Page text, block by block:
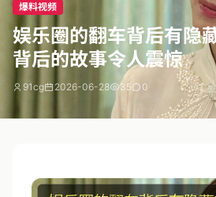
爆料视频
娱乐圈的翻车背后有隐
背后的故事令人震惊
91cg 2026-06-28 35 0